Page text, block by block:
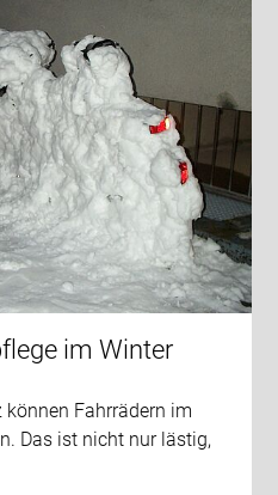
im Winter
können Fahrrädern im
Das ist nicht nur lästig,